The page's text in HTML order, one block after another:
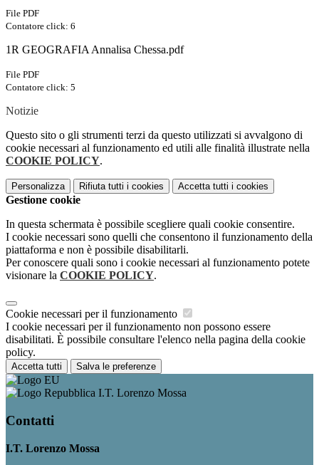
File PDF
Contatore click: 6
1R GEOGRAFIA Annalisa Chessa.pdf
File PDF
Contatore click: 5
Notizie
Questo sito o gli strumenti terzi da questo utilizzati si avvalgono di
cookie necessari al funzionamento ed utili alle finalità illustrate nella
COOKIE POLICY.
Personalizza Rifiuta tutti i cookies Accetta tutti i cookies
Gestione cookie
In questa schermata è possibile scegliere quali cookie consentire.
I cookie necessari sono quelli che consentono il funzionamento della
piattaforma e non è possibile disabilitarli.
Per conoscere quali sono i cookie necessari al funzionamento potete
visionare la COOKIE POLICY.
Cookie necessari per il funzionamento
I cookie necessari per il funzionamento non possono essere
disabilitati. È possibile consultare l'elenco nella pagina della cookie
policy.
Accetta tutti Salva le preferenze
I.T. Lorenzo Mossa
Contatti
I.T. Lorenzo Mossa